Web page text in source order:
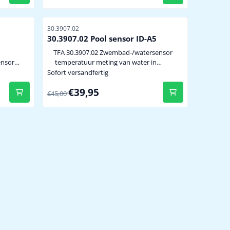
...
Artikelnummer
30.3907.02
30.3907.02 Pool sensor ID-A5
TFA 30.3907.02 Zwembad-/watersensor
temperatuur meting van water in
zwembad of vijver afleesschermpje
systeem alleen te gebruiken bij
stations met ID overdracht (30.3075.01,
Sofort versandfertig
Von 45,00 für 39,95
€45,00€39,95